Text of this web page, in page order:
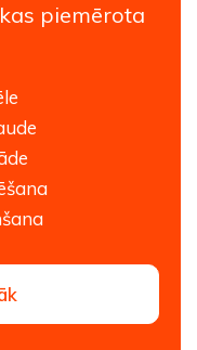
piemērota